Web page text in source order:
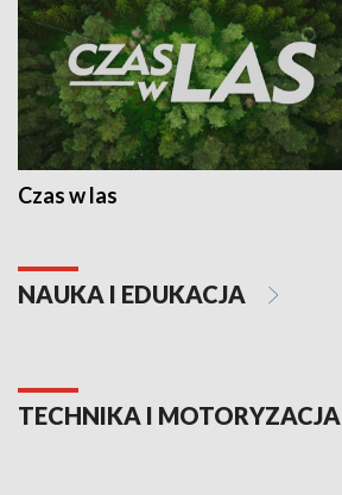
Czas w las
NAUKA I EDUKACJA
TECHNIKA I MOTORYZACJA